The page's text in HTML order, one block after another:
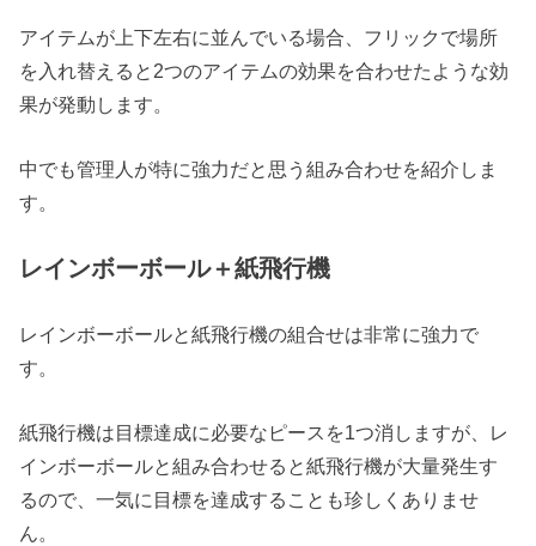
アイテムが上下左右に並んでいる場合、フリックで場所
を入れ替えると2つのアイテムの効果を合わせたような効
果が発動します。
中でも管理人が特に強力だと思う組み合わせを紹介しま
す。
レインボーボール＋紙飛行機
レインボーボールと紙飛行機の組合せは非常に強力で
す。
紙飛行機は目標達成に必要なピースを1つ消しますが、レ
インボーボールと組み合わせると紙飛行機が大量発生す
るので、一気に目標を達成することも珍しくありませ
ん。